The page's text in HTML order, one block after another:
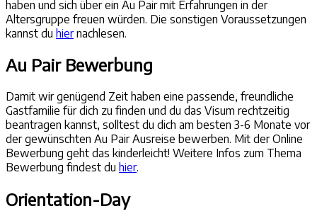
haben und sich über ein Au Pair mit Erfahrungen in der
Altersgruppe freuen würden. Die sonstigen Voraussetzungen
kannst du hiernachlesen.
Au Pair Bewerbung
Damit wir genügend Zeit haben eine passende, freundliche
Gastfamilie für dich zu finden und du das Visum rechtzeitig
beantragen kannst, solltest du dich am besten 3-6 Monate vor
der gewünschten Au Pair Ausreise bewerben. Mit der Online
Bewerbung geht das kinderleicht! Weitere Infos zum Thema
Bewerbung findest du hier.
Orientation-Day